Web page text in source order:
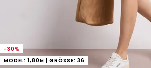
-30%
MODEL: 1,80M | GRÖSSE: 36